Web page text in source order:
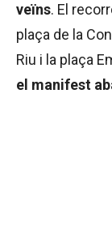
veïns. El
plaça de la
Riu i la plaça
el manifest